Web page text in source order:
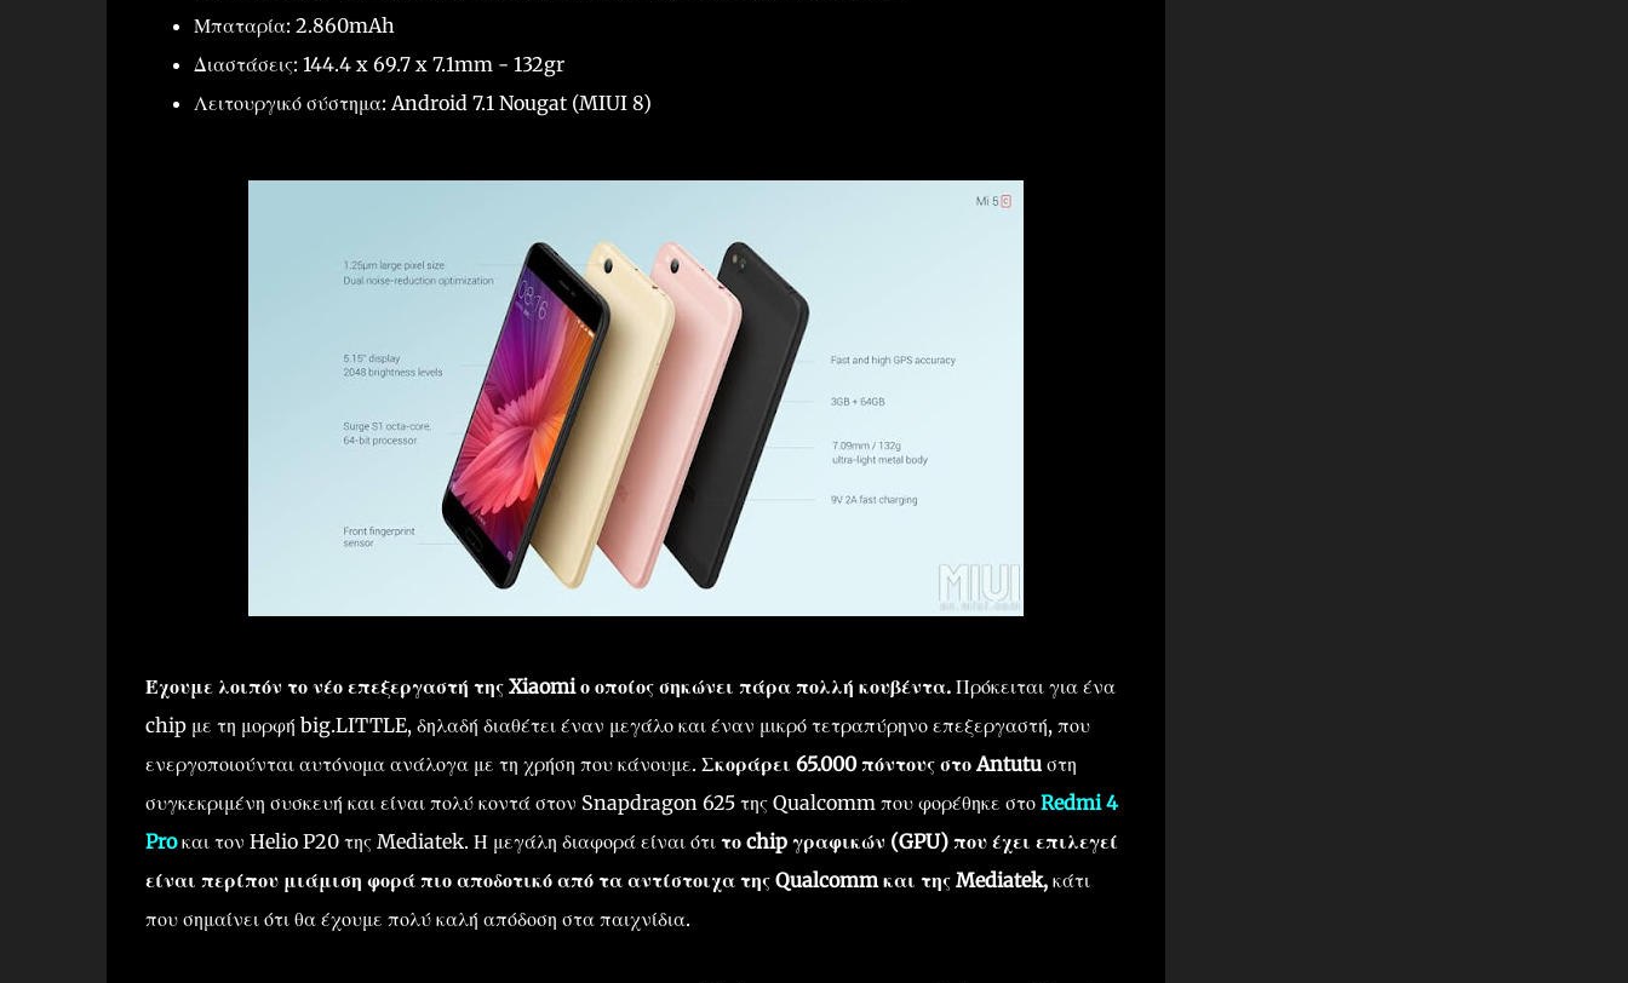
Μπαταρία: 2.860mAh
Διαστάσεις: 144.4 x 69.7 x 7.1mm - 132gr
Λειτουργικό σύστημα: Android 7.1 Nougat (MIUI 8)
Έχουμε λοιπόν το νέο επεξεργαστή της Xiaomi ο οποίος σηκώνει πάρα πολλή κουβέντα.Πρόκειται για ένα
chip με τη μορφή big.LITTLE, δηλαδή διαθέτει έναν μεγάλο και έναν μικρό τετραπύρηνο επεξεργαστή, που
ενεργοποιούνται αυτόνομα ανάλογα με τη χρήση που κάνουμε. Σκοράρει 65.000 πόντους στο Antutu στη
συγκεκριμένη συσκευή και είναι πολύ κοντά στον Snapdragon 625 της Qualcomm που φορέθηκε στο Redmi 4
Proκαι τον Helio P20 της Mediatek. Η μεγάλη διαφορά είναι ότι το chip γραφικών (GPU) που έχει επιλεγεί
είναι περίπου μιάμιση φορά πιο αποδοτικό από τα αντίστοιχα της Qualcomm και της Mediatek,κάτι
που σημαίνει ότι θα έχουμε πολύ καλή απόδοση στα παιχνίδια.